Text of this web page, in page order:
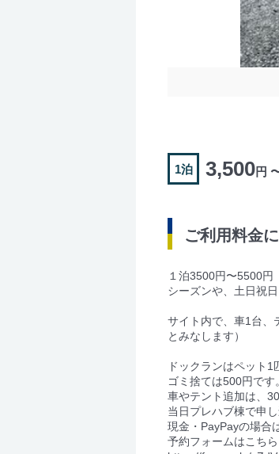
1泊 3,500円
ご利用料金
１泊3500円〜5500円
シーズンや、土日祝
サイト内で、車1台、
とみなします）
ドックランはペット1
ゴミ捨ては500円です。
車やテント追加は、
当日プレハブ棟で申
現金・PayPayの場合
予約フォームはこちら